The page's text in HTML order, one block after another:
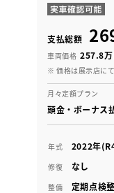
支払総額
車両価格 257.8万
※ 価格は展示店に
月々定額プラン
頭金・ボーナ
年式 2022年
修復 なし
整備 定期点検